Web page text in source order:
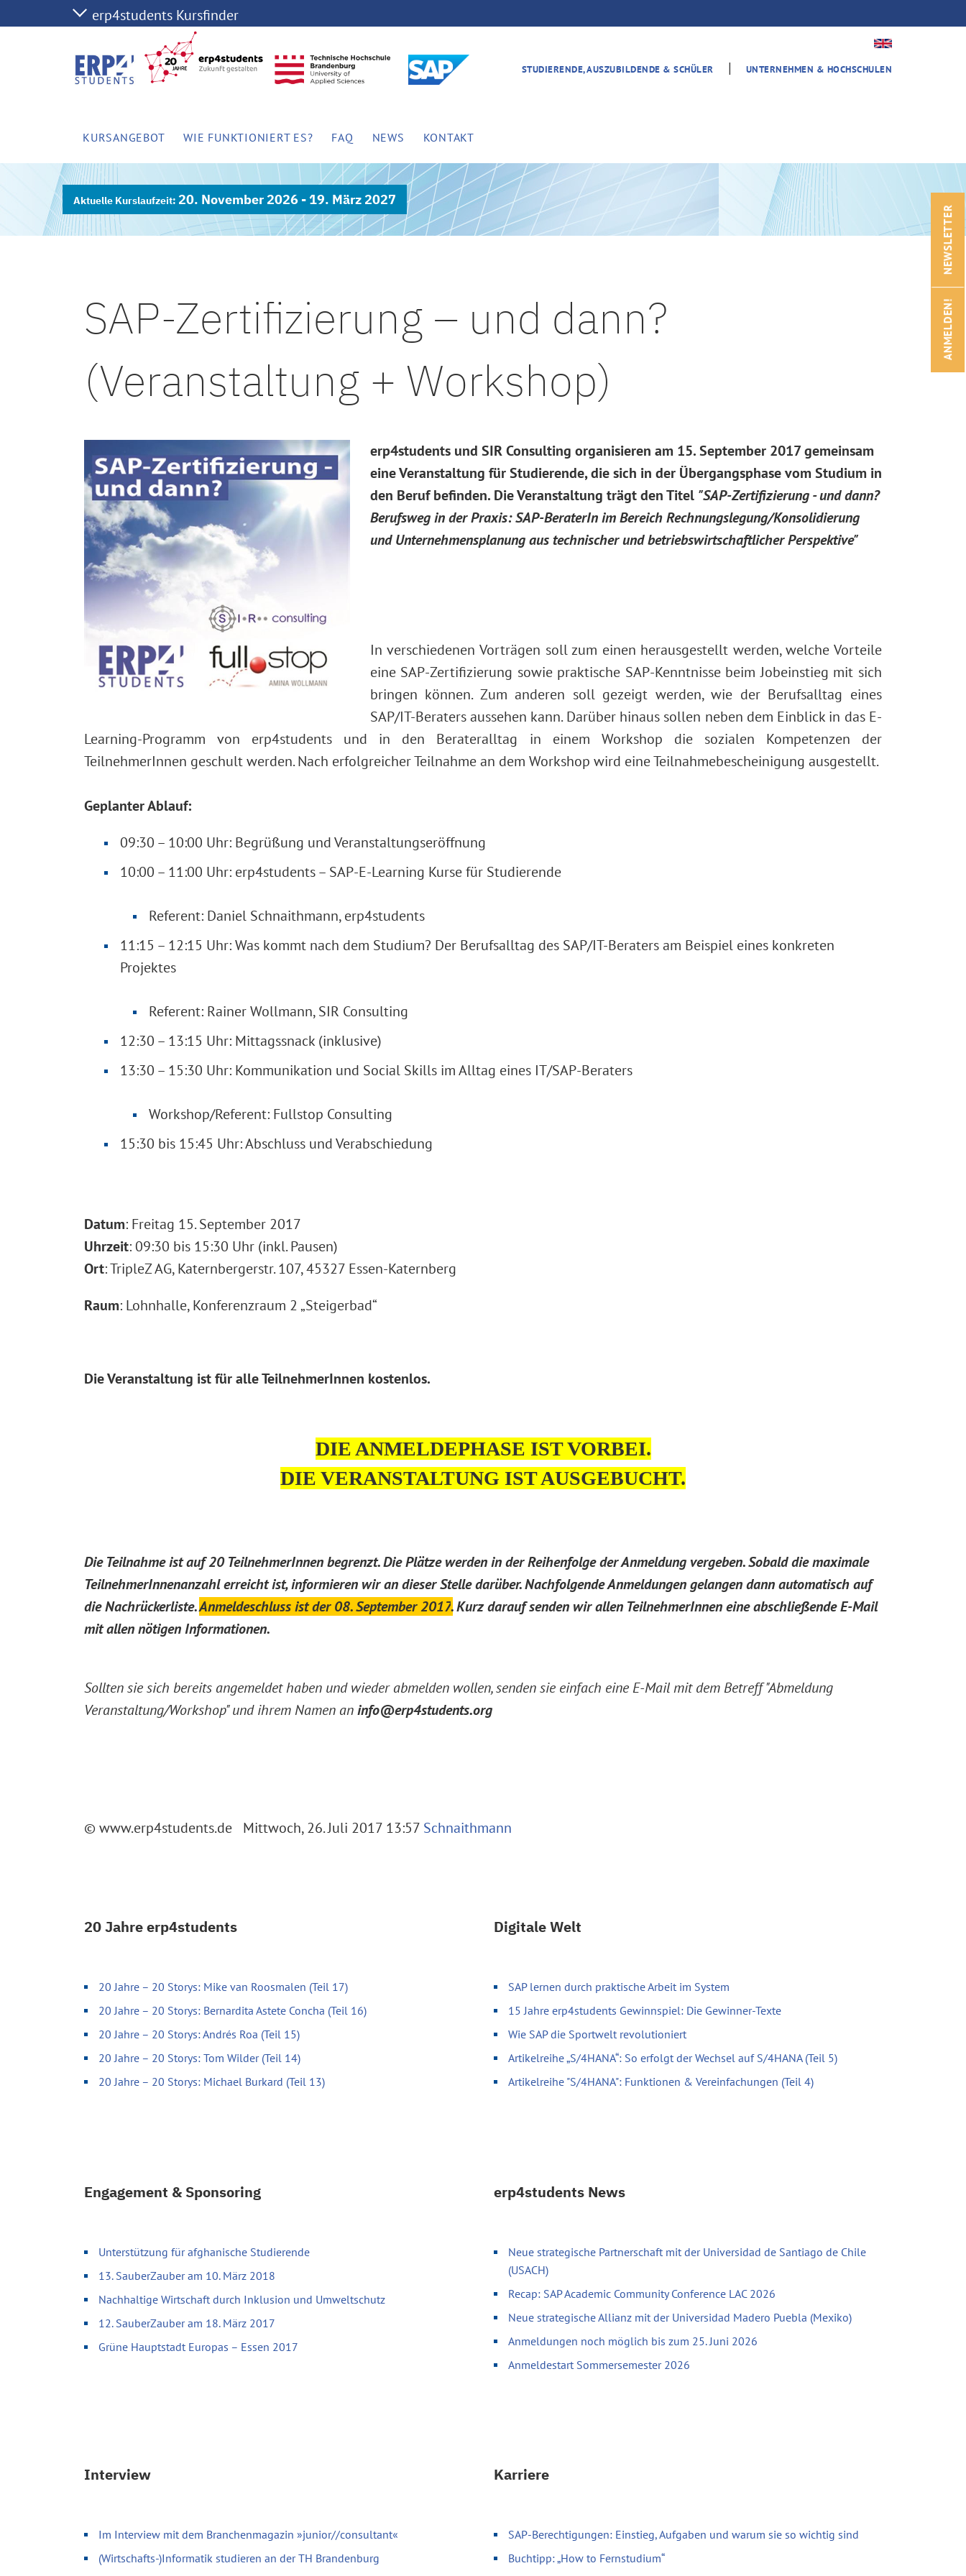
STUDIERENDE, AUSZUBILDENDE & SCHÜLER | UNTERNEHMEN & HOCHSCHULEN
KURSANGEBOT WIE FUNKTIONIERT ES? FAQ NEWS KONTAKT
20. November 2026 - 19. März 2027
SAP-Zertifizierung – und dann?
(Veranstaltung + Workshop)
erp4students und SIR Consulting organisieren am 15. September 2017gemeinsam
eine Veranstaltung für Studierende, die sich in der Übergangsphase vom Studium in
den Beruf befinden. Die Veranstaltung trägt den Titel "SAP-Zertifizierung - und dann?
Berufsweg in der Praxis: SAP-BeraterIn im Bereich Rechnungslegung/Konsolidierung
und Unternehmensplanung aus technischer und betriebswirtschaftlicher Perspektive"
In verschiedenen Vorträgen soll zum einen herausgestellt werden, welche Vorteile
eine SAP-Zertifizierung sowie praktische SAP-Kenntnisse beim Jobeinstieg mit sich
bringen können. Zum anderen soll gezeigt werden, wie der Berufsalltag eines
SAP/IT-Beraters aussehen kann. Darüber hinaus sollen neben dem Einblick in das E-
Learning-Programm von erp4students und in den Berateralltag in einem Workshop die sozialen Kompetenzen der
TeilnehmerInnen geschult werden. Nach erfolgreicher Teilnahme an dem Workshop wird eine Teilnahmebescheinigung ausgestellt.
Geplanter Ablauf:
09:30 – 10:00 Uhr: Begrüßung und Veranstaltungseröffnung
10:00 – 11:00 Uhr: erp4students – SAP-E-Learning Kurse für Studierende
Referent: Daniel Schnaithmann, erp4students
11:15 – 12:15 Uhr: Was kommt nach dem Studium? Der Berufsalltag des SAP/IT-Beraters am Beispiel eines konkreten
Projektes
Referent: Rainer Wollmann, SIR Consulting
12:30 – 13:15 Uhr: Mittagssnack (inklusive)
13:30 – 15:30 Uhr: Kommunikation und Social Skills im Alltag eines IT/SAP-Beraters
Workshop/Referent: Fullstop Consulting
15:30 bis 15:45 Uhr: Abschluss und Verabschiedung
Datum: Freitag 15. September 2017
Uhrzeit: 09:30 bis 15:30 Uhr (inkl. Pausen)
Ort: TripleZ AG, Katernbergerstr. 107, 45327 Essen-Katernberg
Raum: Lohnhalle, Konferenzraum 2 „Steigerbad“
Die Veranstaltung ist für alle TeilnehmerInnen kostenlos.
DIE ANMELDEPHASE IST VORBEI.
DIE VERANSTALTUNG IST AUSGEBUCHT.
Die Teilnahme ist auf 20 TeilnehmerInnen begrenzt. Die Plätze werden in der Reihenfolge der Anmeldung vergeben. Sobald die maximale
TeilnehmerInnenanzahl erreicht ist, informieren wir an dieser Stelle darüber. Nachfolgende Anmeldungen gelangen dann automatisch auf
die Nachrückerliste.Anmeldeschluss ist der 08. September 2017.Kurz darauf senden wir allen TeilnehmerInnen eine abschließende E-Mail
mit allen nötigen Informationen.
Sollten sie sich bereits angemeldet haben und wieder abmelden wollen, senden sie einfach eine E-Mail mit dem Betreff "Abmeldung
Veranstaltung/Workshop" und ihrem Namen aninfo@erp4students.org
© www.erp4students.de Mittwoch, 26. Juli 2017 13:57 Schnaithmann
20 Jahre erp4students
20 Jahre – 20 Storys: Mike van Roosmalen (Teil 17)
20 Jahre – 20 Storys: Bernardita Astete Concha (Teil 16)
20 Jahre – 20 Storys: Andrés Roa (Teil 15)
20 Jahre – 20 Storys: Tom Wilder (Teil 14)
20 Jahre – 20 Storys: Michael Burkard (Teil 13)
Digitale Welt
SAP lernen durch praktische Arbeit im System
15 Jahre erp4students Gewinnspiel: Die Gewinner-Texte
Wie SAP die Sportwelt revolutioniert
Artikelreihe „S/4HANA“: So erfolgt der Wechsel auf S/4HANA (Teil 5)
Artikelreihe "S/4HANA": Funktionen & Vereinfachungen (Teil 4)
Engagement & Sponsoring
Unterstützung für afghanische Studierende
13. SauberZauber am 10. März 2018
Nachhaltige Wirtschaft durch Inklusion und Umweltschutz
12. SauberZauber am 18. März 2017
Grüne Hauptstadt Europas – Essen 2017
erp4students News
Neue strategische Partnerschaft mit der Universidad de Santiago de Chile
(USACH)
Recap: SAP Academic Community Conference LAC 2026
Neue strategische Allianz mit der Universidad Madero Puebla (Mexiko)
Anmeldungen noch möglich bis zum 25. Juni 2026
Anmeldestart Sommersemester 2026
Interview
Im Interview mit dem Branchenmagazin »junior//consultant«
(Wirtschafts-)Informatik studieren an der TH Brandenburg
Karriere
SAP-Berechtigungen: Einstieg, Aufgaben und warum sie so wichtig sind
Buchtipp: „How to Fernstudium“
ANMELDEN!
NEWSLETTER